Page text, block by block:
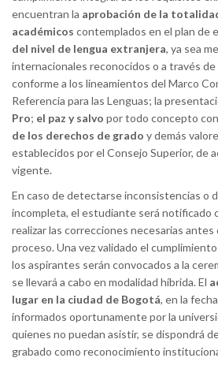
encuentran la aprobación de la
académicos contemplados en el plan de
del nivel de lengua extranjera, ya sea
internacionales reconocidos o a través
conforme a los lineamientos del Marco
Referencia para las Lenguas; la
Pro; el paz y salvo por todo concepto
de los derechos de grado y demás
establecidos por el Consejo Superior, de
vigente.
En caso de detectarse inconsistencias o
incompleta, el estudiante será notificado
realizar las correcciones necesarias
proceso. Una vez validado el
los aspirantes serán convocados a la
se llevará a cabo en modalidad híbrida. El
lugar en la ciudad de Bogotá, en la
informados oportunamente por la
quienes no puedan asistir, se dispondrá
grabado como reconocimiento